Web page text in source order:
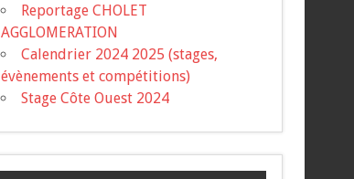
Reportage CHOLET
AGGLOMERATION
Calendrier 2024 2025 (stages,
évènements et compétitions)
Stage Côte Ouest 2024